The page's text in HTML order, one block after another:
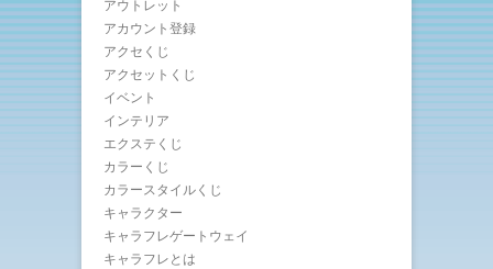
アウトレット
アカウント登録
アクセくじ
アクセットくじ
イベント
インテリア
エクステくじ
カラーくじ
カラースタイルくじ
キャラクター
キャラフレゲートウェイ
キャラフレとは